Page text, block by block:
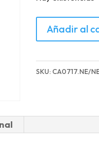
PAR
PU?
SUPERBIKE
Añadir al
SKU: CA0717.NE/